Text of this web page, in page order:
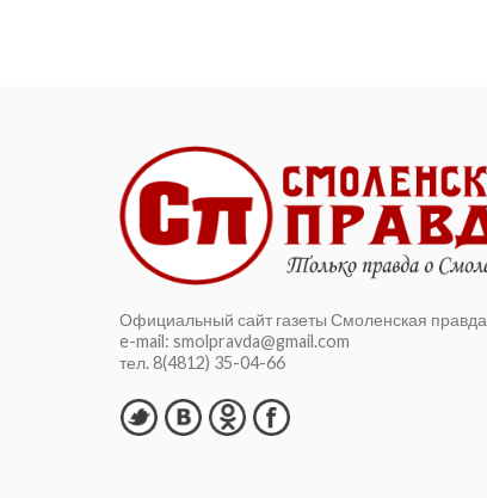
плодотворно поработали?...
Официальный сайт газеты Смоленская правда
e-mail: smolpravda@gmail.com
тел. 8(4812) 35-04-66